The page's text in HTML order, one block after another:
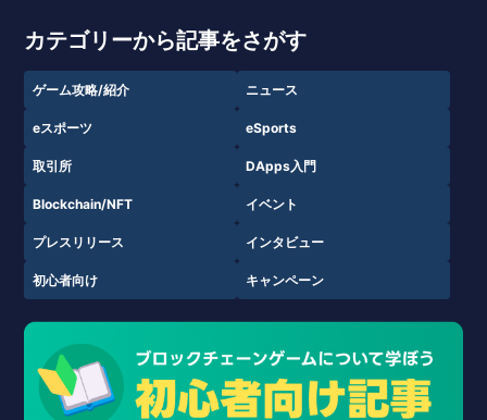
カテゴリーから記事をさがす
ゲーム攻略/紹介 ニュース
eスポーツ eSports
取引所 DApps入門
Blockchain/NFT イベント
プレスリリース インタビュー
初心者向け キャンペーン